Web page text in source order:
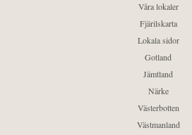
Våra lokaler
Fjärilskarta
Lokala sidor
Gotland
Jämtland
Närke
Västerbotten
Västmanland